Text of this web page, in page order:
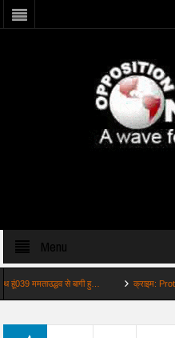
Menu
से बागी हु… क्राइम: Protest at